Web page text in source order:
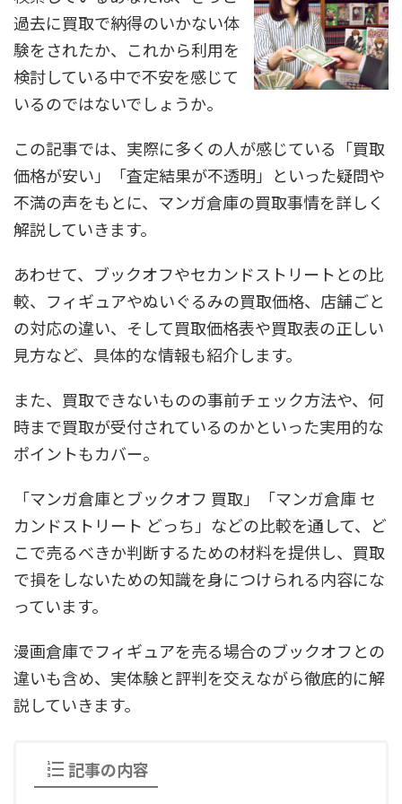
過去に買取で納得のいかない体
験をされたか、これから利用を
検討している中で不安を感じて
いるのではないでしょうか。
この記事では、実際に多くの人が感じている「買取
価格が安い」「査定結果が不透明」といった疑問や
不満の声をもとに、マンガ倉庫の買取事情を詳しく
解説していきます。
あわせて、ブックオフやセカンドストリートとの比
較、フィギュアやぬいぐるみの買取価格、店舗ごと
の対応の違い、そして買取価格表や買取表の正しい
見方など、具体的な情報も紹介します。
また、買取できないものの事前チェック方法や、何
時まで買取が受付されているのかといった実用的な
ポイントもカバー。
「マンガ倉庫とブックオフ 買取」「マンガ倉庫 セ
カンドストリート どっち」などの比較を通して、ど
こで売るべきか判断するための材料を提供し、買取
で損をしないための知識を身につけられる内容にな
っています。
漫画倉庫でフィギュアを売る場合のブックオフとの
違いも含め、実体験と評判を交えながら徹底的に解
説していきます。
記事の内容